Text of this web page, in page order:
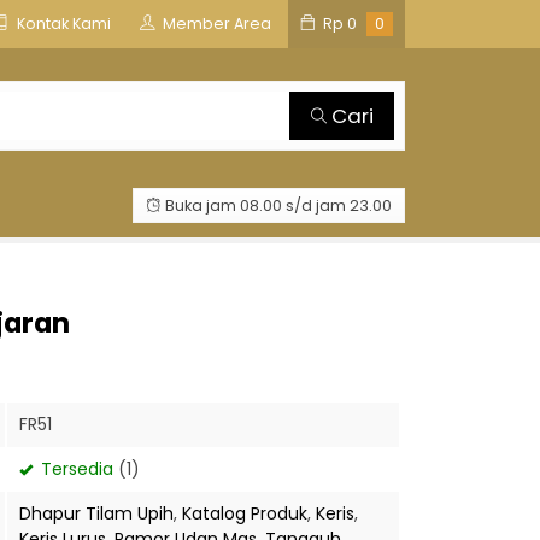
Kontak Kami Member Area Rp 0 0
TOSAN AJI GROUP
Cari
Buka jam 08.00 s/d jam 23.00
FR51
Tersedia (1)
Dhapur Tilam Upih, Katalog Produk, Keris,